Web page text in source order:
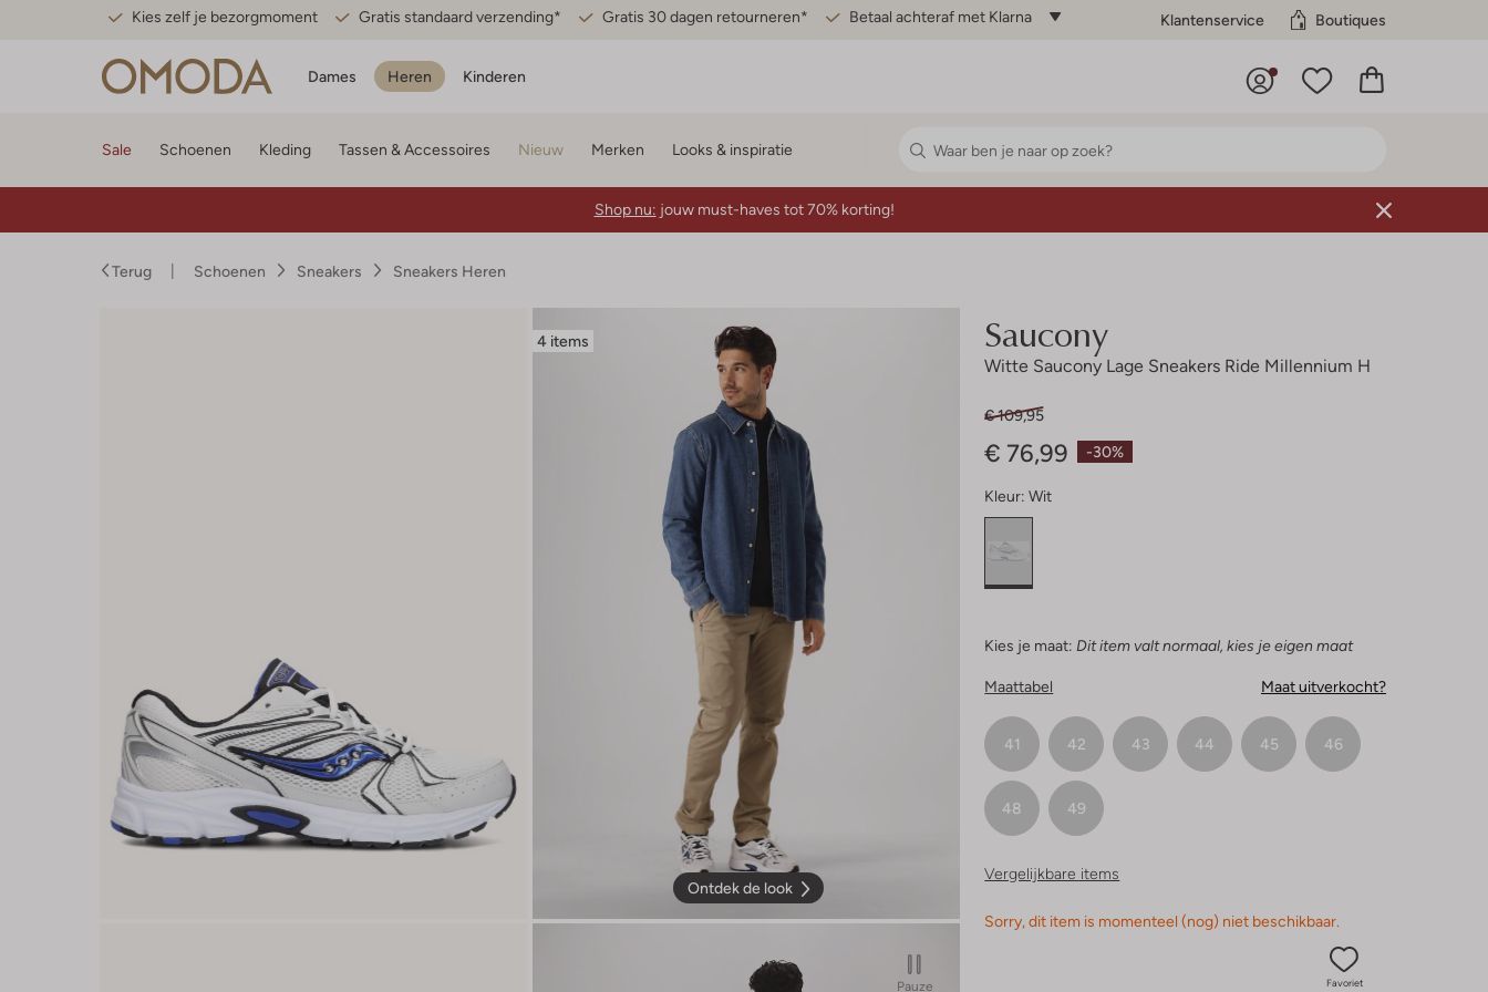
Kies zelf je bezorgmoment Gratis standaard verzending* Gratis 30 dagen retourneren* Betaal achteraf met Klarna Klantenservice Boutiques
Dames Heren Kinderen
Sale Schoenen Kleding Tassen & Accessoires Nieuw Merken Looks & inspiratie
Shop nu: jouw must-haves tot 70% korting!
Terug Schoenen Sneakers Sneakers Heren
4 items
Ontdek de look
Pauze
Saucony
Witte Saucony Lage Sneakers Ride Millennium H
-30%
€ 109,95
€ 76,99
Kleur: Wit
Kies je maat: Dit item valt normaal, kies je eigen maat
Maattabel Maat uitverkocht?
41 42 43 44 45 46
48 49
Vergelijkbare items
Sorry, dit item is momenteel (nog) niet beschikbaar.
Favoriet